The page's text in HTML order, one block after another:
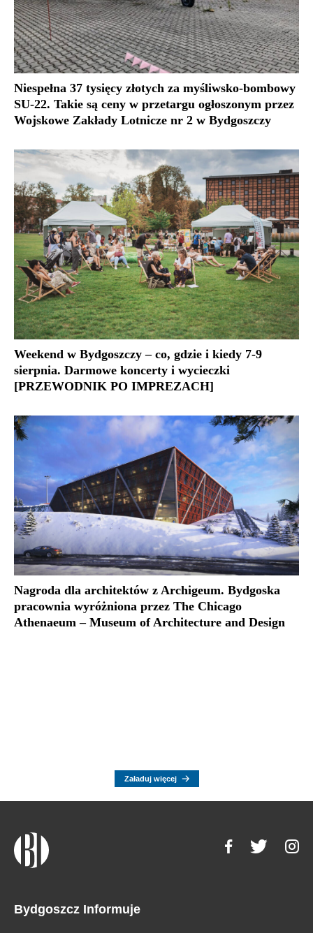
Niespełna 37 tysięcy złotych za myśliwsko-bombowy
SU-22. Takie są ceny w przetargu ogłoszonym przez
Wojskowe Zakłady Lotnicze nr 2 w Bydgoszczy
Weekend w Bydgoszczy – co, gdzie i kiedy 7-9
sierpnia. Darmowe koncerty i wycieczki
[PRZEWODNIK PO IMPREZACH]
Nagroda dla architektów z Archigeum. Bydgoska
pracownia wyróżniona przez The Chicago
Athenaeum – Museum of Architecture and Design
Załaduj więcej
Bydgoszcz Informuje